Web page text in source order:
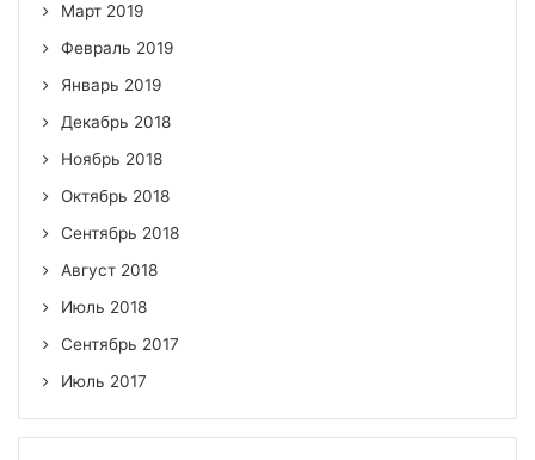
Март 2019
Февраль 2019
Январь 2019
Декабрь 2018
Ноябрь 2018
Октябрь 2018
Сентябрь 2018
Август 2018
Июль 2018
Сентябрь 2017
Июль 2017